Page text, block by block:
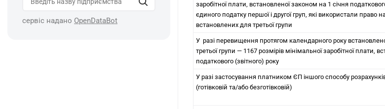
заробітної плати, встановленої законом на 1 січня
єдиного податку першої і другої груп, які використали право
встановлених для третьої групи
У разі перевищення протягом календарного року
третьої групи — 1167 розмірів мінімальної заробітної плати,
податкового (звітного) року
У разі застосування платником ЄП іншого способу
(готівковій та/або безготівковій)
сервіс надано OpenDataBot